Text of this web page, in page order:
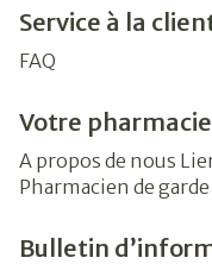
Service à la
FAQ
Votre pharmacie
A propos de nous
Pharmacien de garde
Bulletin